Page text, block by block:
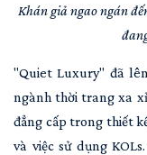
Khán giả ngao ngán
"Quiet Luxury" đã
ngành thời trang xa
đẳng cấp trong thiết
và việc sử dụng